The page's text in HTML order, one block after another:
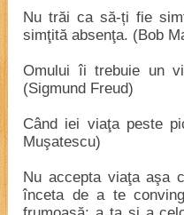
Nu trăi ca să-ți fie
simţită absenţa. (Bob
Omului îi trebuie un
(Sigmund Freud)
Când iei viaţa peste
Muşatescu)
Nu accepta viaţa aşa
înceta de a te